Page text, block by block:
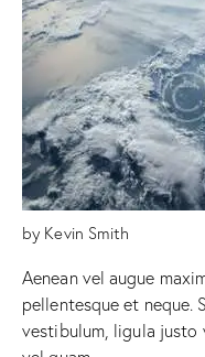
by Kevin Smith
Aenean vel augue
pellentesque et neque.
vestibulum, ligula justo